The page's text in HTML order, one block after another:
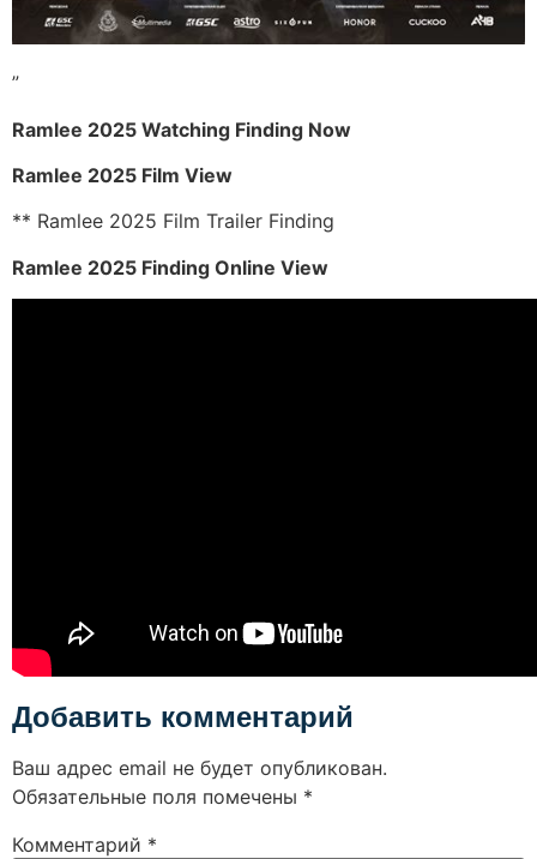
”
Ramlee 2025 Watching Finding Now
Ramlee 2025 Film View
** Ramlee 2025 Film Trailer Finding
Ramlee 2025 Finding Online View
Добавить комментарий
Ваш адрес email не будет опубликован.
Обязательные поля помечены *
Комментарий *